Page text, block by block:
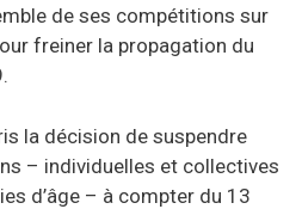
de ses compétitions sur
freiner la propagation du
la décision de suspendre
– individuelles et collectives
d’âge – à compter du 13